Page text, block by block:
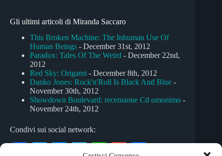
Gli ultimi articoli di Miranda Saccaro
This Broken Machine: The Inhuman Use Of
Human Beings - December 31st, 2012
Paradox: Tales Of The Weird - December 22nd,
2012
Red Sky: Origami - December 8th, 2012
Danko Jones: Rock'n'Roll Is Black And Blue -
November 30th, 2012
Showdown Boulevard: recensione Cd omonimo -
November 24th, 2012
Condivi sui social network:
Te W G